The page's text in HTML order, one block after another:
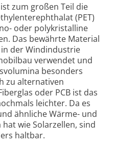
zum großen Teil die
(PET)
oder poly­kristalline
Das bewährte Material
der Wind­industrie
verwendet und
besonders
zu alter­nativen
oder PCB ist das
leichter. Da es
ähnliche Wärme- und
wie Solar­zellen, sind
haltbar.